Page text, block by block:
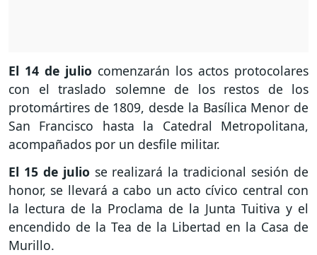
El 14 de julio comenzarán los actos protocolares
con el traslado solemne de los restos de los
protomártires de 1809, desde la Basílica Menor de
San Francisco hasta la Catedral Metropolitana,
acompañados por un desfile militar.
El 15 de julio se realizará la tradicional sesión de
honor, se llevará a cabo un acto cívico central con
la lectura de la Proclama de la Junta Tuitiva y el
encendido de la Tea de la Libertad en la Casa de
Murillo.